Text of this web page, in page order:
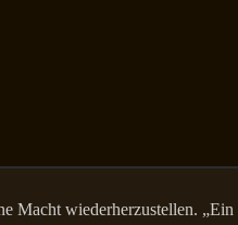
Macht wiederherzustellen.